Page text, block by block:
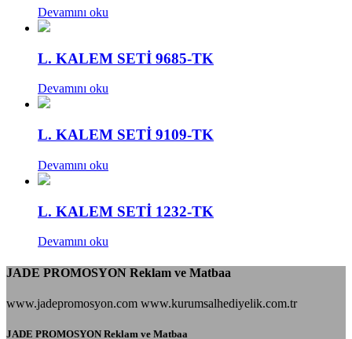
Devamını oku
L. KALEM SETİ 9685-TK
Devamını oku
L. KALEM SETİ 9109-TK
Devamını oku
L. KALEM SETİ 1232-TK
Devamını oku
JADE PROMOSYON Reklam ve Matbaa
www.jadepromosyon.com www.kurumsalhediyelik.com.tr
JADE PROMOSYON Reklam ve Matbaa